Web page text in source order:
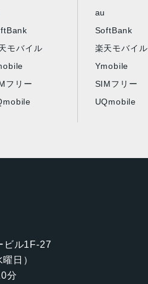
モバイル
フリー
au
SoftBank
楽天モバイル
Ymobile
SIMフリー
UQmobile
ビル1F-27
日）
分